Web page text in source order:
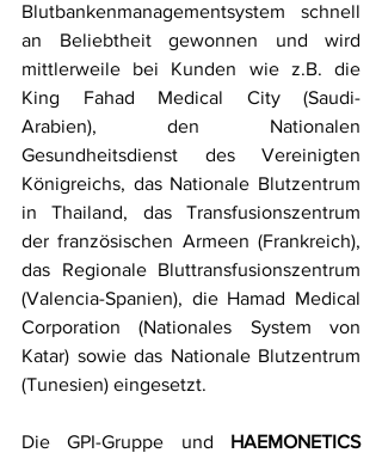
Blutbankenmanagementsystem schnell
an Beliebtheit gewonnen und wird
mittlerweile bei Kunden wie z.B. die
King Fahad Medical City (Saudi-
Arabien), den Nationalen
Gesundheitsdienst des Vereinigten
Königreichs, das Nationale Blutzentrum
in Thailand, das Transfusionszentrum
der französischen Armeen (Frankreich),
das Regionale Bluttransfusionszentrum
(Valencia-Spanien), die Hamad Medical
Corporation (Nationales System von
Katar) sowie das Nationale Blutzentrum
(Tunesien) eingesetzt.
Die GPI-Gruppe und HAEMONETICS